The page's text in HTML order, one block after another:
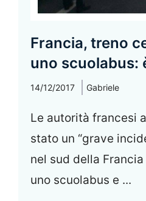
Francia, treno
uno scuolabus:
14/12/2017 Gabriele
Le autorità francesi
stato un “grave
nel sud della
uno scuolabus e ...